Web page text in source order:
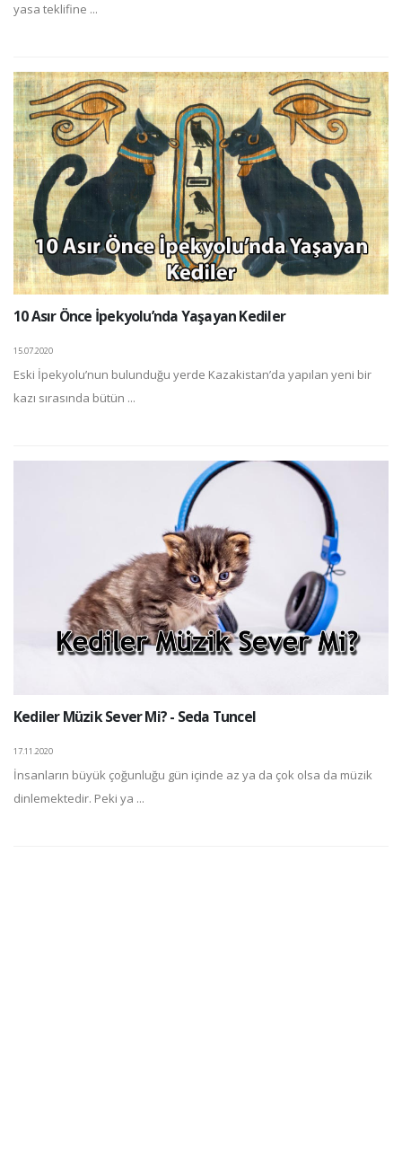
yasa teklifine ...
10 Asır Önce İpekyolu’nda Yaşayan Kediler
15.07.2020
Eski İpekyolu’nun bulunduğu yerde Kazakistan’da yapılan yeni bir
kazı sırasında bütün ...
Kediler Müzik Sever Mi? - Seda Tuncel
17.11.2020
İnsanların büyük çoğunluğu gün içinde az ya da çok olsa da müzik
dinlemektedir. Peki ya ...